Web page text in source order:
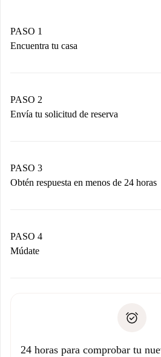
PASO 1
Encuentra tu casa
Tienes toda la información
PASO 2
Envía tu solicitud de reserva
propietario acepte.
PASO 3
Obtén respuesta en menos de 24 horas
contacto con el propietario.
Si es rechazada: No te haremos
Prueba de solvencia
PASO 4
Múdate
no nos comunicas ningún
24 horas para comprobar tu